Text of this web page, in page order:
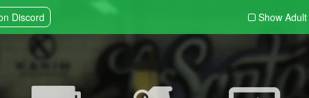
Discord Show Adult